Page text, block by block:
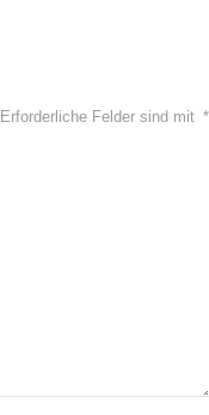
Erforderliche Felder sind mit *